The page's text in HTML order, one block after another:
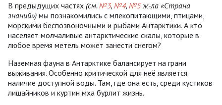
В предыдущих частях (см.№3, №4, №5ж-ла «Страна
знаний») мы познакомились с млекопитающими, птицами,
морскими беспозвоночными и рыбами Антарктики. А кто
населяет молчаливые антарктические скалы, которые в
любое время метель может занести снегом?
Наземная фауна в Антарктике балансирует на грани
выживания. Особенно критической для неё является
наличие доступной воды. Там, где она есть, среди кустиков
лишайников и куртин мха бурлит жизнь.